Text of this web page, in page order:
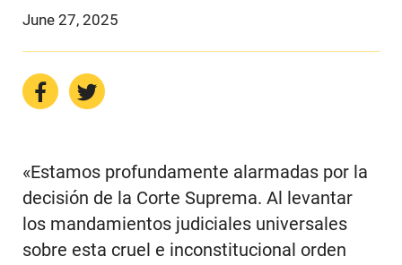
June 27, 2025
«Estamos profundamente alarmadas por la
decisión de la Corte Suprema. Al levantar
los mandamientos judiciales universales
sobre esta cruel e inconstitucional orden